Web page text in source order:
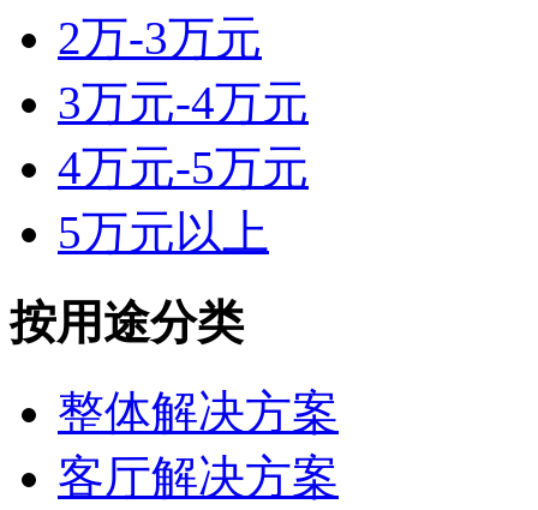
2万-3万元
3万元-4万元
4万元-5万元
5万元以上
按用途分类
整体解决方案
客厅解决方案